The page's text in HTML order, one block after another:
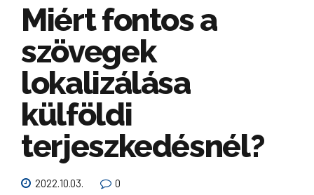
Miért fontos a
szövegek
lokalizálása
külföldi
terjeszkedésnél?
2022.10.03. 0